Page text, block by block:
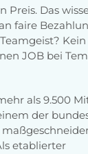
Preis. Das
faire
JOB bei
als 9.500
der
etablierter